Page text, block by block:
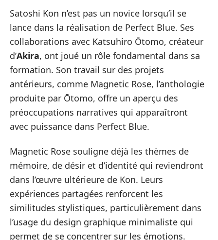
Satoshi Kon n’est pas un novice lorsqu’il se
lance dans la réalisation de Perfect Blue. Ses
collaborations avec Katsuhiro Ōtomo, créateur
d’Akira, ont joué un rôle fondamental dans sa
formation. Son travail sur des projets
antérieurs, comme Magnetic Rose, l’anthologie
produite par Ōtomo, offre un aperçu des
préoccupations narratives qui apparaîtront
avec puissance dans Perfect Blue.
Magnetic Rose souligne déjà les thèmes de
mémoire, de désir et d’identité qui reviendront
dans l’œuvre ultérieure de Kon. Leurs
expériences partagées renforcent les
similitudes stylistiques, particulièrement dans
l’usage du design graphique minimaliste qui
permet de se concentrer sur les émotions.